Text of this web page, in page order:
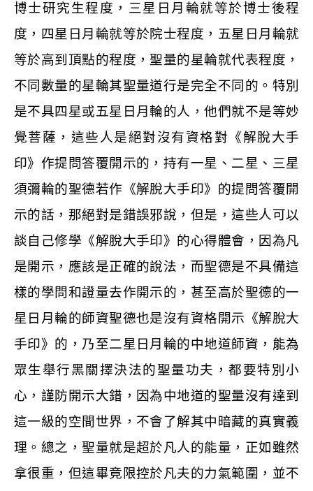
博士研究生程度，三星日月輪就等於博士後程
度，四星日月輪就等於院士程度，五星日月輪就
等於高到頂點的程度，聖量的星輪就代表程度，
不同數量的星輪其聖量道行是完全不同的。特別
是不具四星或五星日月輪的人，他們就不是等妙
覺菩薩，這些人是絕對沒有資格對《解脫大手
印》作提問答覆開示的，持有一星、二星、三星
須彌輪的聖德若作《解脫大手印》的提問答覆開
示的話，那絕對是錯誤邪說，但是，這些人可以
談自己修學《解脫大手印》的心得體會，因為凡
是開示，應該是正確的說法，而聖德是不具備這
樣的學問和證量去作開示的，甚至高於聖德的一
星日月輪的師資聖德也是沒有資格開示《解脫大
手印》的，乃至二星日月輪的中地道師資，能為
眾生舉行黑關擇決法的聖量功夫，都要特別小
心，謹防開示大錯，因為中地道的聖量沒有達到
這一級的空間世界，不會了解其中暗藏的真實義
理。總之，聖量就是超於凡人的能量，正如雖然
拿很重，但這畢竟限控於凡夫的力氣範圍，並不